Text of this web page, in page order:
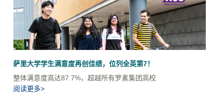
萨里大学学生满意度再创佳绩，位列全英第7！
整体满意度高达87.7%，超越所有罗素集团高校
阅读更多>